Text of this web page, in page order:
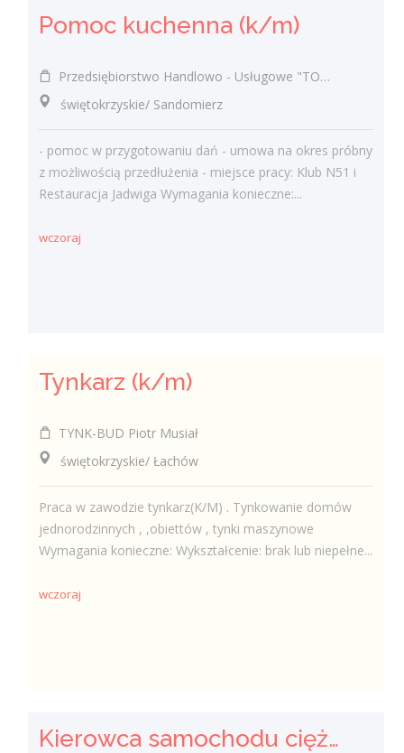
Pomoc kuchenna (k/m)
Przedsiębiorstwo Handlowo - Usługowe "TOMAX" Tomasz Winiarski
świętokrzyskie/ Sandomierz
- pomoc w przygotowaniu dań - umowa na okres próbny
z możliwością przedłużenia - miejsce pracy: Klub N51 i
Restauracja Jadwiga Wymagania konieczne:...
wczoraj
Tynkarz (k/m)
TYNK-BUD Piotr Musiał
świętokrzyskie/ Łachów
Praca w zawodzie tynkarz(K/M) . Tynkowanie domów
jednorodzinnych , ,obiettów , tynki maszynowe
Wymagania konieczne: Wykształcenie: brak lub niepełne...
wczoraj
Kierowca samochodu ciężarowego (k/m)